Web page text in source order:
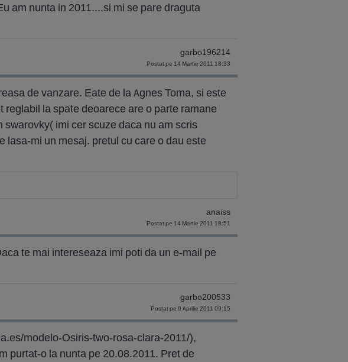
am nunta in 2011....si mi se pare draguta
garbo196214
Postat pe 14 Martie 2011 18:33
de vanzare. Eate de la Agnes Toma, si este
la spate deoarece are o parte ramane
imi cer scuze daca nu am scris
lasa-mi un mesaj. pretul cu care o dau este
anaiss
Postat pe 14 Martie 2011 18:51
te mai intereseaza imi poti da un e-mail pe
garbo200533
Postat pe 9 Aprilie 2011 09:15
modelo-Osiris-two-rosa-clara-2011/),
purtat-o la nunta pe 20.08.2011. Pret de